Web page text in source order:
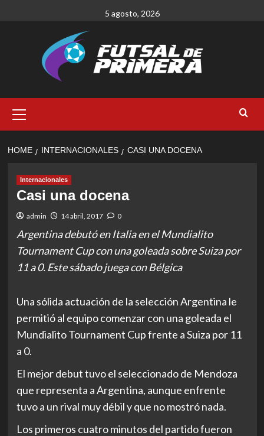
5 agosto, 2026
Menu
HOME INTERNACIONALES CASI UNA DOCENA
Internacionales
Casi una docena
admin 14 abril, 2017 0
Argentina debutó en Italia en el Mundialito
Tournament Cup con una goleada sobre Suiza por
11 a 0. Este sábado juega con Bélgica
Una sólida actuación de la selección Argentina le
permitió al equipo comenzar con una goleada el
Mundialito Tournament Cup frente a Suiza por 11
a 0.
El mejor debut tuvo el seleccionado de Mendoza
que representa a Argentina, aunque enfrente
tuvo a un rival muy débil y que no mostró nada.
Los primeros cuatro minutos del partido fueron